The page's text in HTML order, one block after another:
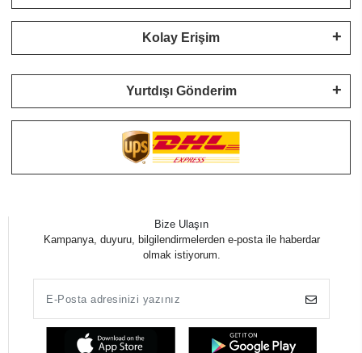
Kolay Erişim
Yurtdışı Gönderim
Bize Ulaşın
Kampanya, duyuru, bilgilendirmelerden e-posta ile haberdar
olmak istiyorum.